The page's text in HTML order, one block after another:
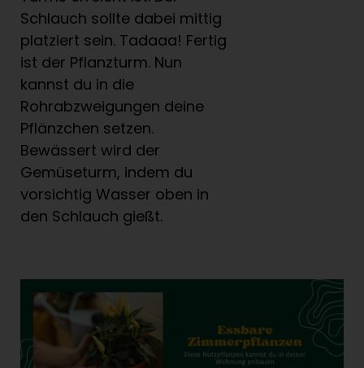
Schlauch sollte dabei mittig
platziert sein. Tadaaa! Fertig
ist der Pflanzturm. Nun
kannst du in die
Rohrabzweigungen deine
Pflänzchen setzen.
Bewässert wird der
Gemüseturm, indem du
vorsichtig Wasser oben in
den Schlauch gießt.